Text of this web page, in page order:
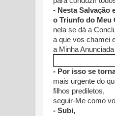
- Nesta Salvação
o Triunfo do Meu
nela se dá a
a que vos chamei
a Minha
- Por isso se
mais urgente do
filhos prediletos,
seguir-Me como
- Subi,